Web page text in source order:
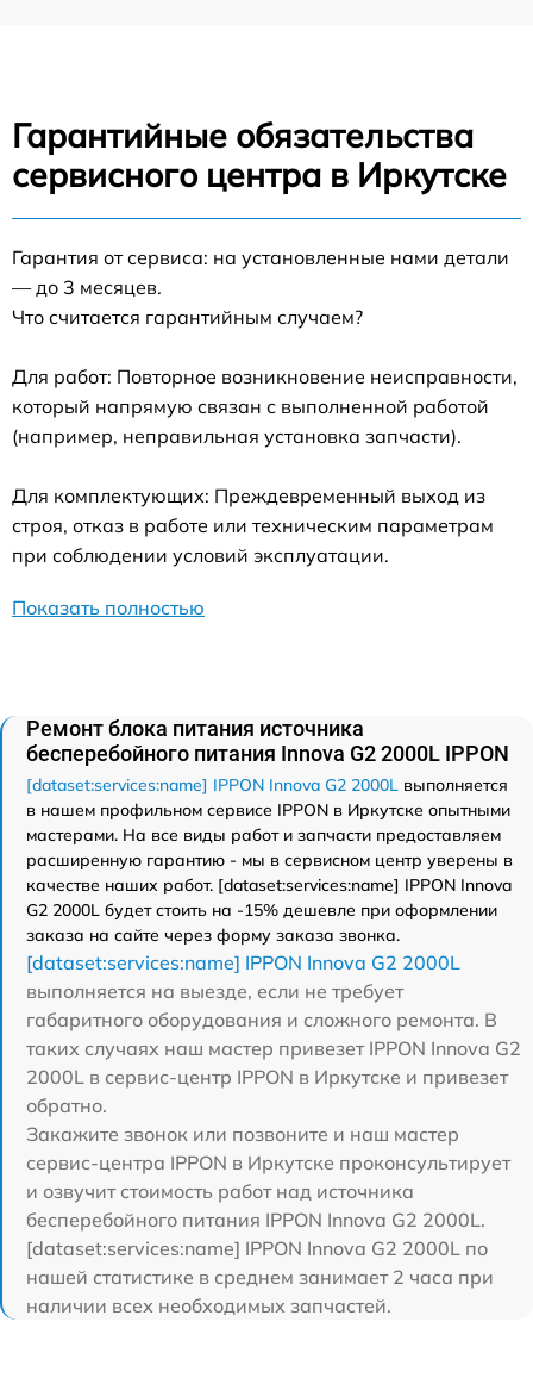
Гарантийные обязательства
сервисного центра в Иркутске
Гарантия от сервиса: на установленные нами детали
— до 3 месяцев.
Что считается гарантийным случаем?
Для работ: Повторное возникновение неисправности,
который напрямую связан с выполненной работой
(например, неправильная установка запчасти).
Для комплектующих: Преждевременный выход из
строя, отказ в работе или техническим параметрам
при соблюдении условий эксплуатации.
Показать полностью
Ремонт блока питания источника
бесперебойного питания Innova G2 2000L IPPON
[dataset:services:name] IPPON Innova G2 2000L выполняется
в нашем профильном сервисе IPPON в Иркутске опытными
мастерами. На все виды работ и запчасти предоставляем
расширенную гарантию - мы в сервисном центр уверены в
качестве наших работ. [dataset:services:name] IPPON Innova
G2 2000L будет стоить на -15% дешевле при оформлении
заказа на сайте через форму заказа звонка.
[dataset:services:name] IPPON Innova G2 2000L
выполняется на выезде, если не требует
габаритного оборудования и сложного ремонта. В
таких случаях наш мастер привезет IPPON Innova G2
2000L в сервис-центр IPPON в Иркутске и привезет
обратно.
Закажите звонок или позвоните и наш мастер
сервис-центра IPPON в Иркутске проконсультирует
и озвучит стоимость работ над источника
бесперебойного питания IPPON Innova G2 2000L.
[dataset:services:name] IPPON Innova G2 2000L по
нашей статистике в среднем занимает 2 часа при
наличии всех необходимых запчастей.